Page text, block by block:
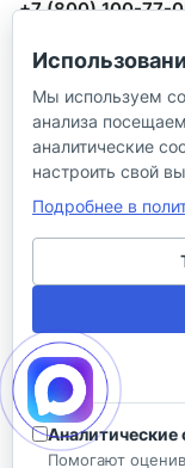
+7 (800) 100-77-
г. Краснодар
ул. Чкалова, 167
© 2026 ИП
Политика в
данных
Разработано в
Мы используем
анализа
аналитические
настроить свой
Подробнее в
Аналитические
Помогают